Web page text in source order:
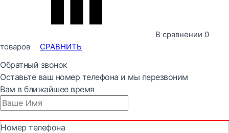
В сравнении 0
товаров
СРАВНИТЬ
Обратный звонок
Оставьте ваш номер телефона и мы перезвоним
Вам в ближайшее время
Номер телефона